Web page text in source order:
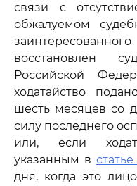
связи с
обжалуемом
восстановлен
Российской
ходатайство
шесть месяцев со
силу последнего
или, если
указанным в
дня, когда это